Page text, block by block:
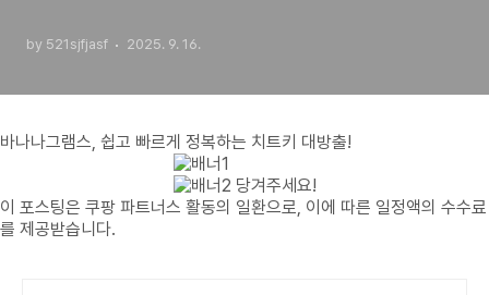
by 521sjfjasf 2025. 9. 16.
바나나그램스, 쉽고 빠르게 정복하는 치트키 대방출!
당겨주세요!
이 포스팅은 쿠팡 파트너스 활동의 일환으로, 이에 따른 일정액의 수수료
를 제공받습니다.